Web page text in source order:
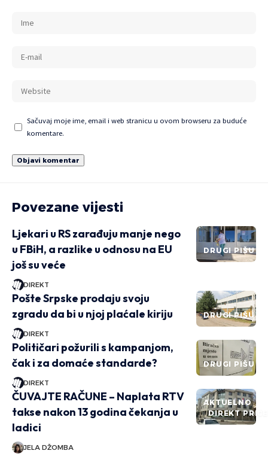
Sačuvaj moje ime, email i web stranicu u ovom browseru za buduće
komentare.
Povezane vijesti
DRUGI PIŠU
Ljekari u RS zarađuju manje nego
u FBiH, a razlike u odnosu na EU
još su veće
DIREKT
DRUGI PIŠU
Pošte Srpske prodaju svoju
zgradu da bi u njoj plaćale kiriju
DIREKT
DRUGI PIŠU
Političari požurili s kampanjom,
čak i za domaće standarde?
DIREKT
AKTUELNO
DIREKT PRIČE
ČUVAJTE RAČUNE – Naplata RTV
takse nakon 13 godina čekanja u
ladici
JELA DŽOMBA